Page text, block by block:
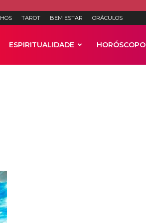
TAROT BEM ESTAR ORÁCULOS
ESPIRITUALIDADE HORÓSCOPO